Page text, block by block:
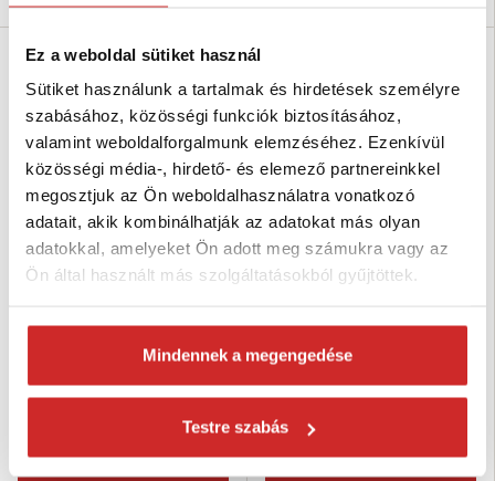
Ez a weboldal sütiket használ
Sütiket használunk a tartalmak és hirdetések személyre
szabásához, közösségi funkciók biztosításához,
valamint weboldalforgalmunk elemzéséhez. Ezenkívül
közösségi média-, hirdető- és elemező partnereinkkel
megosztjuk az Ön weboldalhasználatra vonatkozó
adatait, akik kombinálhatják az adatokat más olyan
adatokkal, amelyeket Ön adott meg számukra vagy az
Ön által használt más szolgáltatásokból gyűjtöttek.
Mindennek a megengedése
Testre szabás
EU SELECT Rugós karabiner
90mm
Méret (mm): 90 mm
Teherbírás (kg): 30 kg
EU SELECT Rugós karabiner
80mm
154 Ft
Méret (mm): 80 mm
Teherbírás (kg): 25 kg
Felületkezelés: nikkel